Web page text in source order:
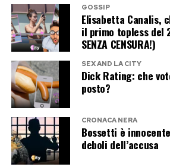
divisa tra mare, sole e momenti
lontani dai riflettori del calcio.
a condividere con i suoi milioni
della propria vita privata,
sempre al centro il valore della
E se la fotografia da culturista
sorrisi ricordando quella di dieci
protagonista della gallery è
Per molti tifosi il tempo sembra
GOSSIP
Elisabetta Canalis,
il primo topless del
SENZA CENSURA!)
SEX AND LA CITY
Dick Rating: che
posto?
CRONACA NERA
Bossetti è
deboli dell’accusa